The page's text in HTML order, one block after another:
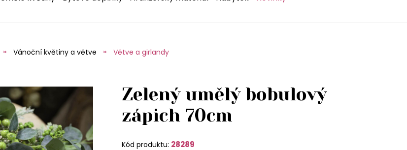
Vánoční květiny a větve Větve a girlandy
Zelený umělý bobulový
zápich 70cm
Kód produktu: 28289